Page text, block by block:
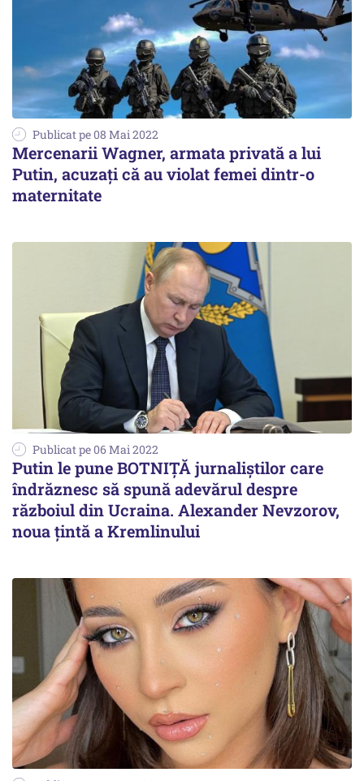
Publicat pe 08 Mai 2022
Mercenarii Wagner, armata privată a lui
Putin, acuzați că au violat femei dintr-o
maternitate
Publicat pe 06 Mai 2022
Putin le pune BOTNIȚĂ jurnaliștilor care
îndrăznesc să spună adevărul despre
războiul din Ucraina. Alexander Nevzorov,
noua țintă a Kremlinului